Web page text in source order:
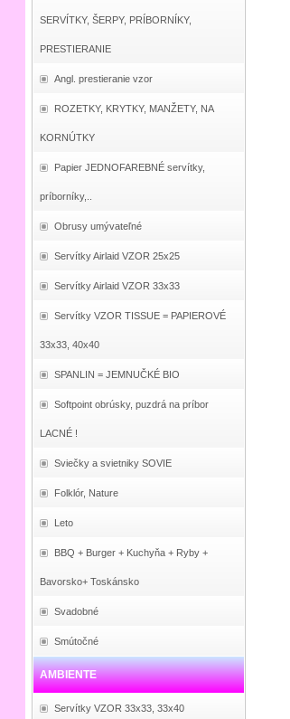
SERVÍTKY, ŠERPY, PRÍBORNÍKY,
PRESTIERANIE
Angl. prestieranie vzor
ROZETKY, KRYTKY, MANŽETY, NA
KORNÚTKY
Papier JEDNOFAREBNÉ servítky,
príborníky,..
Obrusy umývateľné
Servítky Airlaid VZOR 25x25
Servítky Airlaid VZOR 33x33
Servítky VZOR TISSUE = PAPIEROVÉ
33x33, 40x40
SPANLIN = JEMNUČKÉ BIO
Softpoint obrúsky, puzdrá na príbor
LACNÉ !
Sviečky a svietniky SOVIE
Folklór, Nature
Leto
BBQ + Burger + Kuchyňa + Ryby +
Bavorsko+ Toskánsko
Svadobné
Smútočné
AMBIENTE
Servítky VZOR 33x33, 33x40